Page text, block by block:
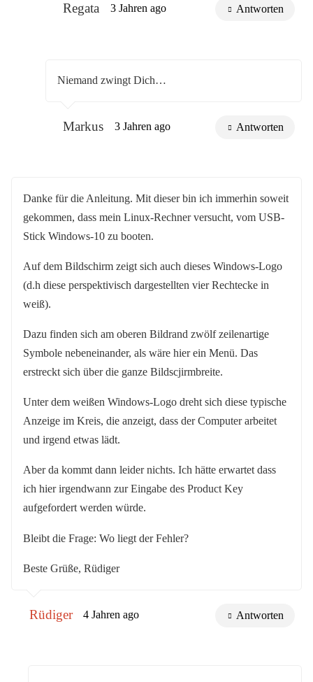
Regata 3 Jahren ago Antworten
Niemand zwingt Dich…
Markus 3 Jahren ago Antworten
Danke für die Anleitung. Mit dieser bin ich immerhin soweit
gekommen, dass mein Linux-Rechner versucht, vom USB-
Stick Windows-10 zu booten.
Auf dem Bildschirm zeigt sich auch dieses Windows-Logo
(d.h diese perspektivisch dargestellten vier Rechtecke in
weiß).
Dazu finden sich am oberen Bildrand zwölf zeilenartige
Symbole nebeneinander, als wäre hier ein Menü. Das
erstreckt sich über die ganze Bildscjirmbreite.
Unter dem weißen Windows-Logo dreht sich diese typische
Anzeige im Kreis, die anzeigt, dass der Computer arbeitet
und irgend etwas lädt.
Aber da kommt dann leider nichts. Ich hätte erwartet dass
ich hier irgendwann zur Eingabe des Product Key
aufgefordert werden würde.
Bleibt die Frage: Wo liegt der Fehler?
Beste Grüße, Rüdiger
Rüdiger 4 Jahren ago Antworten